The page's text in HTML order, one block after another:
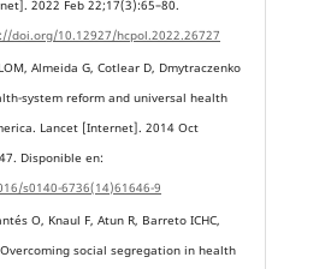
2022 Feb 22;17(3):65–80.
doi.org/10.12927/hcpol.2022.26727
Almeida G, Cotlear D, Dmytraczenko
system reform and universal health
Lancet [Internet]. 2014 Oct
Disponible en:
s0140-6736(14)61646-9
O, Knaul F, Atun R, Barreto ICHC,
social segregation in health